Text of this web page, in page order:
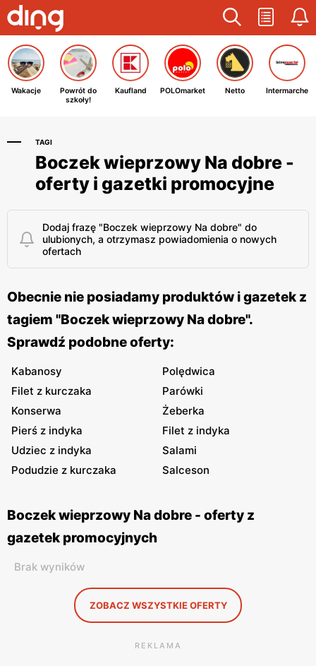
Wakacje
Powrót do
szkoły!
Kaufland POLOmarket Netto Intermarche
TAGI
Boczek wieprzowy Na dobre -
oferty i gazetki promocyjne
Dodaj frazę "Boczek wieprzowy Na dobre" do
ulubionych, a otrzymasz powiadomienia o nowych
ofertach
Obecnie nie posiadamy produktów i gazetek z
tagiem "Boczek wieprzowy Na dobre".
Sprawdź podobne oferty:
Kabanosy
Polędwica
Filet z kurczaka
Parówki
Konserwa
Żeberka
Pierś z indyka
Filet z indyka
Udziec z indyka
Salami
Podudzie z kurczaka
Salceson
Boczek wieprzowy Na dobre - oferty z
gazetek promocyjnych
Brak wyników
ZOBACZ WSZYSTKIE OFERTY
REKLAMA